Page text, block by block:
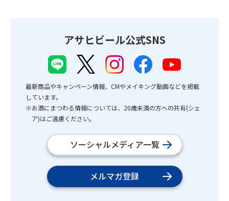
アサヒビール公式SNS
最新商品やキャンペーン情報、CMやメイキング動画などを掲載
しています。
※お酒にまつわる情報については、20歳未満の方への共有(シェ
ア)はご遠慮ください。
ソーシャルメディア一覧
メルマガ登録